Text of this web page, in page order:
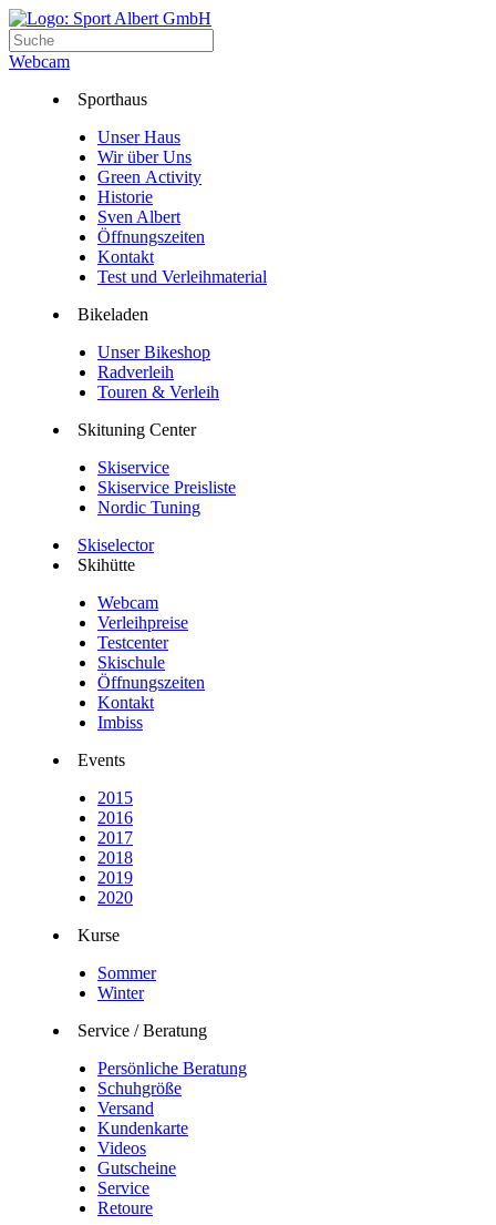
Webcam
Sporthaus
Unser Haus
Wir über Uns
Green Activity
Historie
Sven Albert
Öffnungszeiten
Kontakt
Test und Verleihmaterial
Bikeladen
Unser Bikeshop
Radverleih
Touren & Verleih
Skituning Center
Skiservice
Skiservice Preisliste
Nordic Tuning
Skiselector
Skihütte
Webcam
Verleihpreise
Testcenter
Skischule
Öffnungszeiten
Kontakt
Imbiss
Events
2015
2016
2017
2018
2019
2020
Kurse
Sommer
Winter
Service / Beratung
Persönliche Beratung
Schuhgröße
Versand
Kundenkarte
Videos
Gutscheine
Service
Retoure